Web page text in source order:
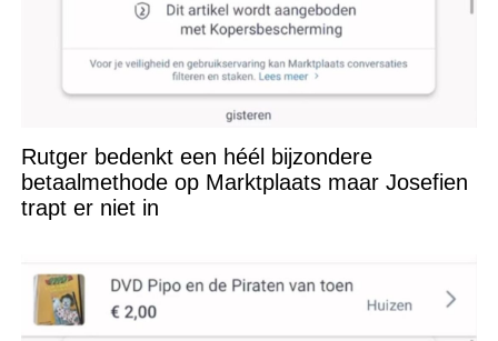
Rutger bedenkt een héél bijzondere
betaalmethode op Marktplaats maar Josefien
trapt er niet in